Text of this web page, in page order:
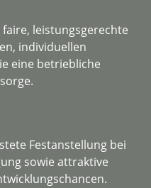
leistungsgerechte
individuellen
eine betriebliche
Festanstellung bei
sowie attraktive